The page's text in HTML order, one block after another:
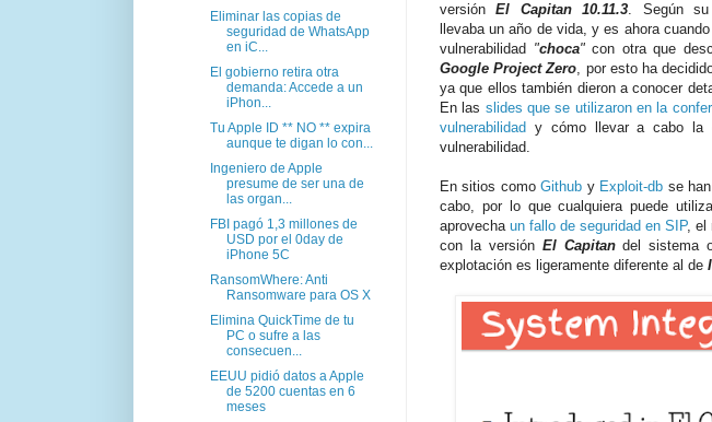
versiónEl Capitan 10.11.3. Según
llevaba un año de vida, y es ahora
vulnerabilidad "choca"con otra que
Google Project Zero, por esto ha
ya que ellos también dieron a conocer
En las slides que se utilizaron en la
vulnerabilidad y cómo llevar a cabo la
vulnerabilidad.
En sitios comoGithub y Exploit-db se
cabo, por lo que cualquiera puede
aprovecha un fallo de seguridad en SIP, el
con la versión El Capitandel sistema
explotación es ligeramente diferente al de
Eliminar las copias de
seguridad de WhatsApp
en iC...
El gobierno retira otra
demanda: Accede a un
iPhon...
Tu Apple ID ** NO ** expira
aunque te digan lo con...
Ingeniero de Apple
presume de ser una de
las organ...
FBI pagó 1,3 millones de
USD por el 0day de
iPhone 5C
RansomWhere: Anti
Ransomware para OS X
Elimina QuickTime de tu
PC o sufre a las
consecuen...
EEUU pidió datos a Apple
de 5200 cuentas en 6
meses